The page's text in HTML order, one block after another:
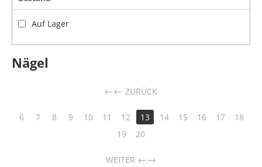
Auf Lager
Nägel
← ZURÜCK
6 7 8 9 10 11 12 13 14 15 16 17
18
19
20
WEITER →